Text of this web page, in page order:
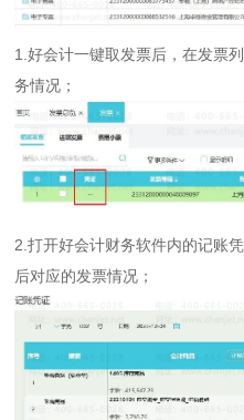
1.好会计一键取发票后，在发票
务情况；
2.打开好会计财务软件内的记账
后对应的发票情况；